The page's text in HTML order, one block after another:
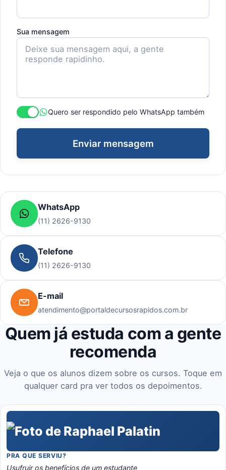
Sua mensagem
Quero ser respondido pelo WhatsApp também
Enviar mensagem
WhatsApp
(11) 2626-9130
Telefone
(11) 2626-9130
E-mail
atendimento@portaldecursosrapidos.com.br
Quem já estuda com a gente
recomenda
Veja o que os alunos dizem sobre os cursos. Toque em
qualquer card pra ver todos os depoimentos.
PRA QUE SERVIU?
Usufruir os benefícios de um estudante